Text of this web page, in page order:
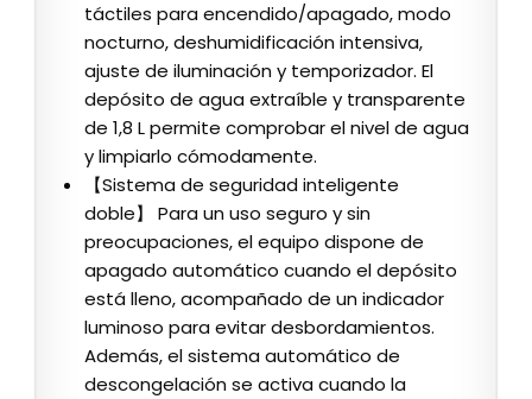
táctiles para encendido/apagado, modo
nocturno, deshumidificación intensiva,
ajuste de iluminación y temporizador. El
depósito de agua extraíble y transparente
de 1,8 L permite comprobar el nivel de agua
y limpiarlo cómodamente.
【Sistema de seguridad inteligente
doble】 Para un uso seguro y sin
preocupaciones, el equipo dispone de
apagado automático cuando el depósito
está lleno, acompañado de un indicador
luminoso para evitar desbordamientos.
Además, el sistema automático de
descongelación se activa cuando la